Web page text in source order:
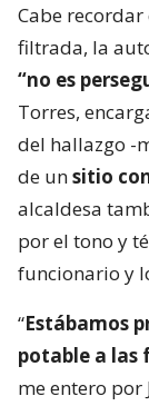
Cabe
filtrada, la
“no es
Torres,
del hallazgo -
de unsitio
alcaldesa
por el tono y
funcionario y
“Estábamos
potable a las
me entero por